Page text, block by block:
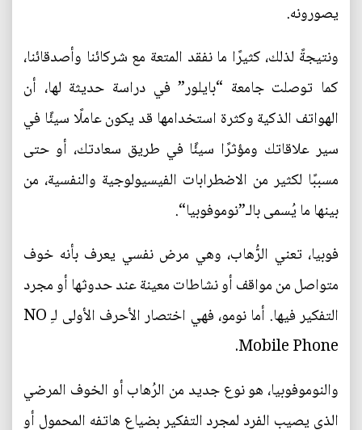
يصورونه.
ونتيجةً لذلك، كثيرًا ما نفقد المتعة مع شركائنا وأصدقائنا،
كما توصلت جامعة “بايلور” في دراسة حديثة لها، أن
الهواتف الذكية وكثرة استخدامها قد يكون عاملًا سيئًا في
سير علاقاتك ومؤثرًا سيئًا في طريق سعادتك، أو حتى
مسببًا لكثير من الاضطرابات الفيسيولوجية والنفسية، من
بينها ما يُسمى بالـ”نوموفوبيا“.
فوبيا، تعني الرُّهاب، وهي مرض نفسي يعرف بأنه خوف
متواصل من مواقف أو نشاطات معينة عند حدوثها أو مجرد
التفكير فيها. أما نومو، فهي اختصار الأحرف الأولى لـِ NO
Mobile Phone.
والنوموفوبيا، هو نوع جديد من الرُهاب أو الخوف المرضي
الذي يصيب الفرد لمجرد التفكير بضياع هاتفه المحمول أو